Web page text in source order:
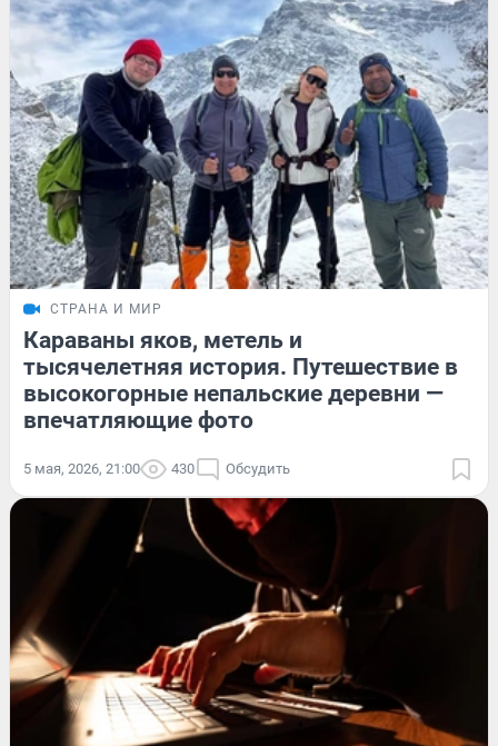
СТРАНА И МИР
Караваны яков, метель и
тысячелетняя история. Путешествие в
высокогорные непальские деревни —
впечатляющие фото
5 мая, 2026, 21:00 430 Обсудить